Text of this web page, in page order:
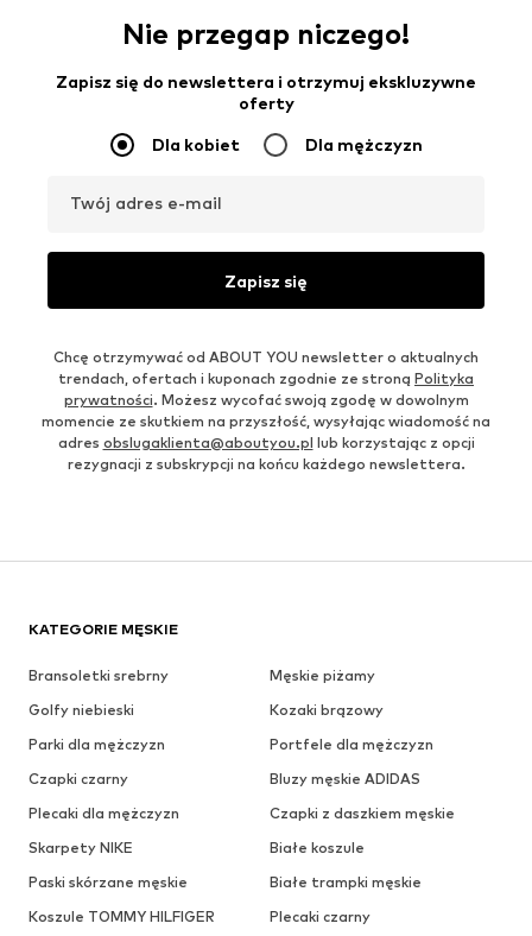
Nie przegap niczego!
Zapisz się do newslettera i otrzymuj ekskluzywne
oferty
Dla kobiet Dla mężczyzn
Twój adres e-mail
Zapisz się
Chcę otrzymywać od ABOUT YOU newsletter o aktualnych
trendach, ofertach i kuponach zgodnie ze stroną Polityka
prywatności. Możesz wycofać swoją zgodę w dowolnym
momencie ze skutkiem na przyszłość, wysyłając wiadomość na
adres obslugaklienta@aboutyou.pl lub korzystając z opcji
rezygnacji z subskrypcji na końcu każdego newslettera.
KATEGORIE MĘSKIE
Bransoletki srebrny
Męskie piżamy
Golfy niebieski
Kozaki brązowy
Parki dla mężczyzn
Portfele dla mężczyzn
Czapki czarny
Bluzy męskie ADIDAS
Plecaki dla mężczyzn
Czapki z daszkiem męskie
Skarpety NIKE
Białe koszule
Paski skórzane męskie
Białe trampki męskie
Koszule TOMMY HILFIGER
Plecaki czarny